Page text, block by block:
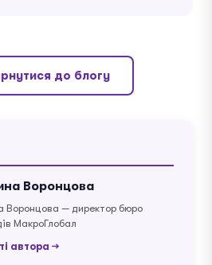
до блогу
Воронцова
Воронцова — директор бюро
МакроГлобал
автора →